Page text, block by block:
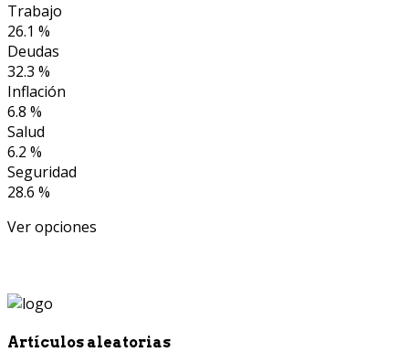
Trabajo
26.1 %
Deudas
32.3 %
Inflación
6.8 %
Salud
6.2 %
Seguridad
28.6 %
Ver opciones
Artículos aleatorias